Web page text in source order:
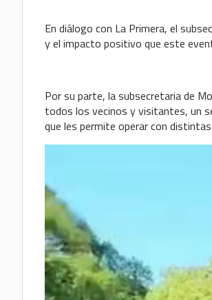
En diálogo con La Primera, el
y el impacto positivo que este
Por su parte, la subsecretaria de
todos los vecinos y visitantes, un
que les permite operar con